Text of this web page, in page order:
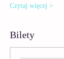
Czytaj więcej >
Bilety